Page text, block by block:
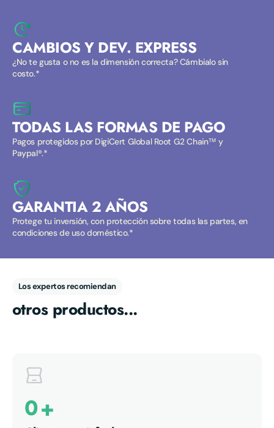
CAMBIOS Y DEV. EXPRESS
¿No te gusta o no es la dimensión correcta? Cámbialo sin
costo.*
TODAS LAS FORMAS DE PAGO
Pagos protegidos por DigiCert Global Root G2 Chain™ y
Paypal®.*
GARANTIA 2 AÑOS
Protege tu inversión, con protección sobre todas las partes, en
condiciones de uso doméstico.*
Los expertos recomiendan
otros productos...
0+